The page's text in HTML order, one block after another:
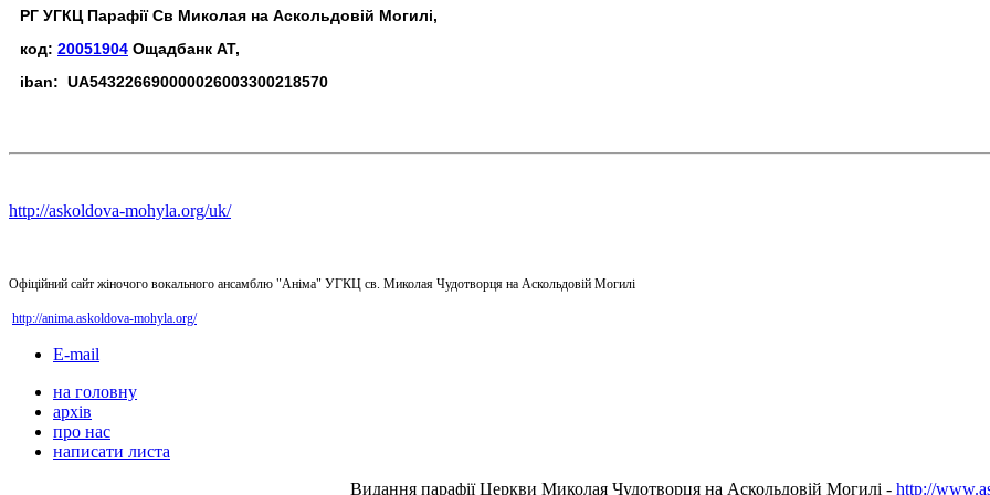
РГ УГКЦ Парафії Св Миколая на Аскольдовій Могилі,
код: 20051904 Ощадбанк АТ,
iban: UA543226690000026003300218570
http://askoldova-mohyla.org/uk/
Офіційний сайт жіночого вокального ансамблю "Аніма" УГКЦ св. Миколая Чудотворця на Аскольдовій Могилі
http://anima.askoldova-mohyla.org/
E-mail
на головну
архів
про нас
написати листа
Видання парафії Церкви Миколая Чудотворця на Аскольдовій Могилі - http://